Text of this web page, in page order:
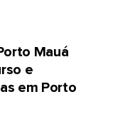
Mauá
e
em Porto